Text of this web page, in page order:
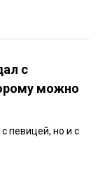
с
можно
певицей, но и с